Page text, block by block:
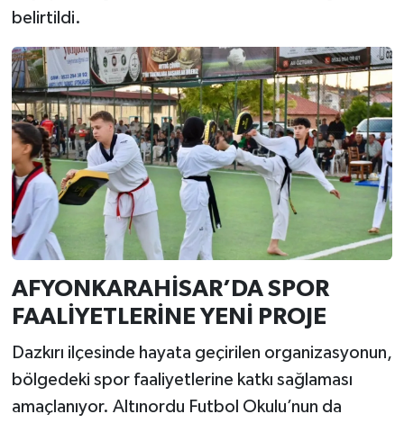
belirtildi.
AFYONKARAHİSAR’DA SPOR
FAALİYETLERİNE YENİ PROJE
Dazkırı ilçesinde hayata geçirilen organizasyonun,
bölgedeki spor faaliyetlerine katkı sağlaması
amaçlanıyor. Altınordu Futbol Okulu’nun da